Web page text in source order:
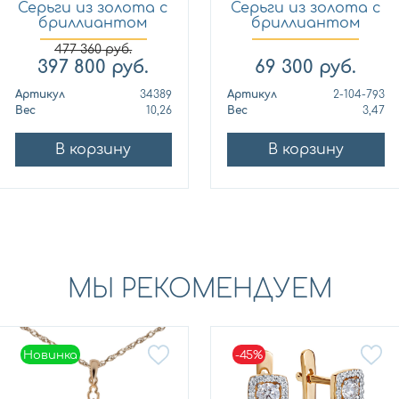
Серьги из золота с
бриллиантом
МЭЮЗ 3...
477 360руб.
397 800 руб.
Артикул
34389
Вес
10,26
В корзину
Серьги из золота с
бриллиантом
Мастер...
69 300 руб.
Артикул
2-104-793
Вес
3,47
В корзину
МЫ РЕКОМЕНДУЕМ
Новинка
Новинка -45%